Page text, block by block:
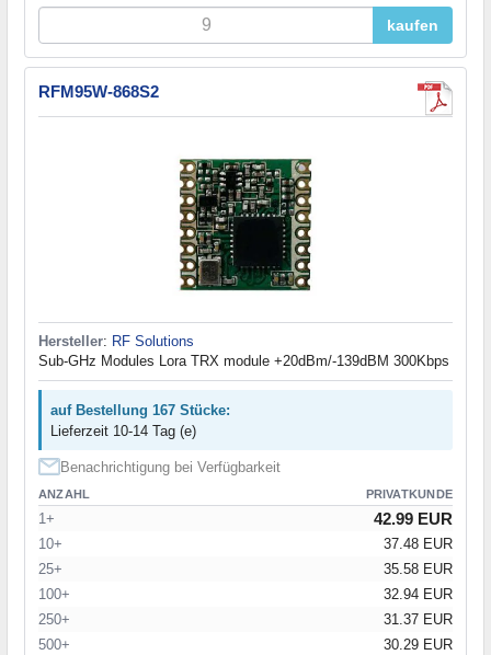
kaufen
RFM95W-868S2
Hersteller: RF Solutions
Sub-GHz Modules Lora TRX module +20dBm/-139dBM 300Kbps
auf Bestellung 167 Stücke:
Lieferzeit 10-14 Tag (e)
Benachrichtigung bei Verfügbarkeit
ANZAHL PRIVATKUNDE
1+ 42.99 EUR
10+
37.48 EUR
25+
35.58 EUR
100+
32.94 EUR
250+
31.37 EUR
500+
30.29 EUR